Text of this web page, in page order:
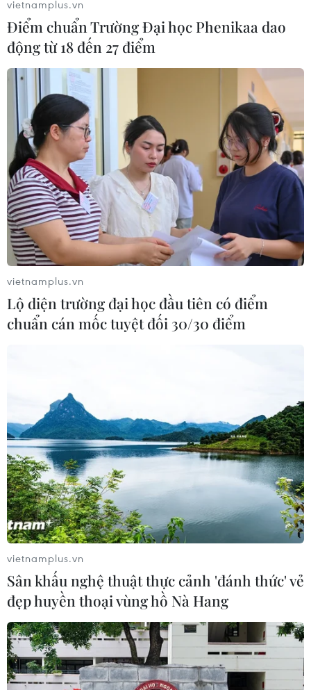
vietnamplus.vn
Điểm chuẩn Trường Đại học Phenikaa dao
động từ 18 đến 27 điểm
vietnamplus.vn
Lộ diện trường đại học đầu tiên có điểm
chuẩn cán mốc tuyệt đối 30/30 điểm
vietnamplus.vn
Sân khấu nghệ thuật thực cảnh 'đánh thức' vẻ
đẹp huyền thoại vùng hồ Nà Hang